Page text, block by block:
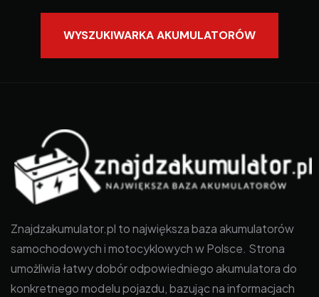
WYSZUKIWARKA AKUMULATORÓW
Znajdzakumulator.pl to największa baza akumulatorów
samochodowych i motocyklowych w Polsce. Strona
umożliwia łatwy dobór odpowiedniego akumulatora do
konkretnego modelu pojazdu, bazując na informacjach